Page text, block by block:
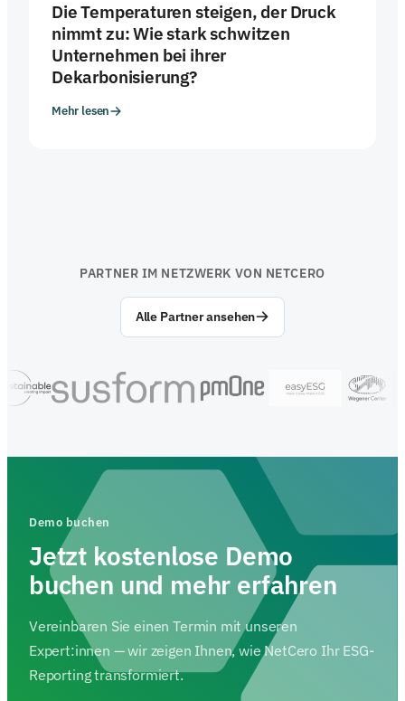
Die Temperaturen steigen, der Druck
nimmt zu: Wie stark schwitzen
Unternehmen bei ihrer
Dekarbonisierung?
Mehr lesen
PARTNER IM NETZWERK VON NETCERO
Alle Partner ansehen
Demo buchen
Jetzt kostenlose Demo
buchen und mehr erfahren
Vereinbaren Sie einen Termin mit unseren
Expert:innen — wir zeigen Ihnen, wie NetCero Ihr ESG-
Reporting transformiert.